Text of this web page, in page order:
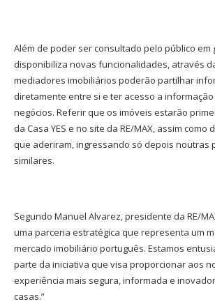
Além de poder ser consultado pelo público em
disponibiliza novas funcionalidades, através
mediadores imobiliários poderão partilhar
diretamente entre si e ter acesso a
negócios. Referir que os imóveis estarão
da Casa YES e no site da RE/MAX, assim como
que aderiram, ingressando só depois noutras
similares.
Segundo Manuel Alvarez, presidente da RE/
uma parceria estratégica que representa um
mercado imobiliário português. Estamos
parte da iniciativa que visa proporcionar aos
experiência mais segura, informada e
casas.”